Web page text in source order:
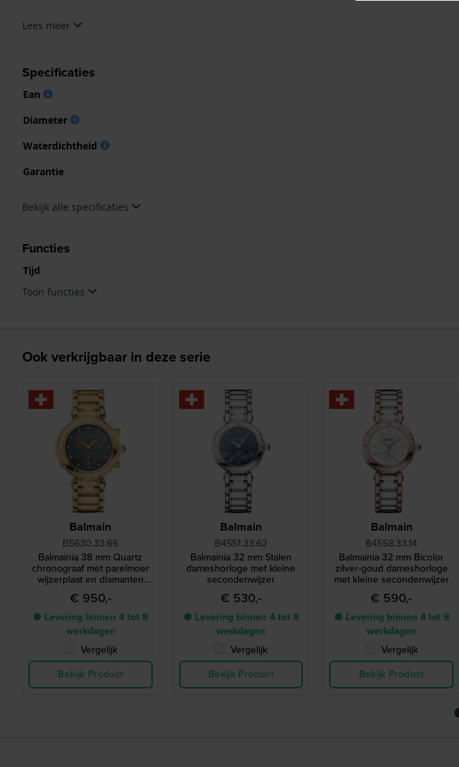
.Lees meer
Specificaties
Ean
Diameter
Waterdichtheid
Garantie
Bekijk alle specificaties
Functies
Tijd
Toon functies
Ook verkrijgbaar in deze serie
Balmain
B5630.33.65
Balmainia 38 mm Quartz
chronograaf met parelmoer
wijzerplaat en diamanten
indexen
€ 950,-
● Levering binnen 4 tot 8
werkdagen
Vergelijk
Bekijk Product
Balmain
B4551.33.62
Balmainia 32 mm Stalen
dameshorloge met kleine
secondenwijzer
€ 530,-
● Levering binnen 4 tot 8
werkdagen
Vergelijk
Bekijk Product
Balmain
B4558.33.14
Balmainia 32 mm Bicolor
zilver-goud dameshorloge
met kleine secondenwijzer
€ 590,-
● Levering binnen 4 tot 8
werkdagen
Vergelijk
Bekijk Product